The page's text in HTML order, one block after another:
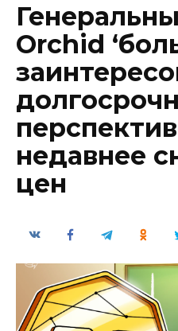
Orchid
недавнее
цен